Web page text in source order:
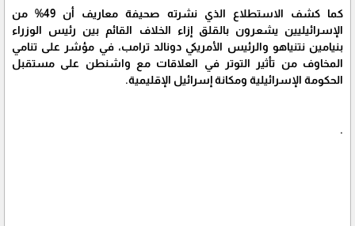
كما كشف الاستطلاع الذي نشرته صحيفة معاريف أن 49% من
الإسرائيليين يشعرون بالقلق إزاء الخلاف القائم بين رئيس الوزراء
بنيامين نتنياهو والرئيس الأمريكي دونالد ترامب، في مؤشر على تنامي
المخاوف من تأثير التوتر في العلاقات مع واشنطن على مستقبل
الحكومة الإسرائيلية ومكانة إسرائيل الإقليمية.
.